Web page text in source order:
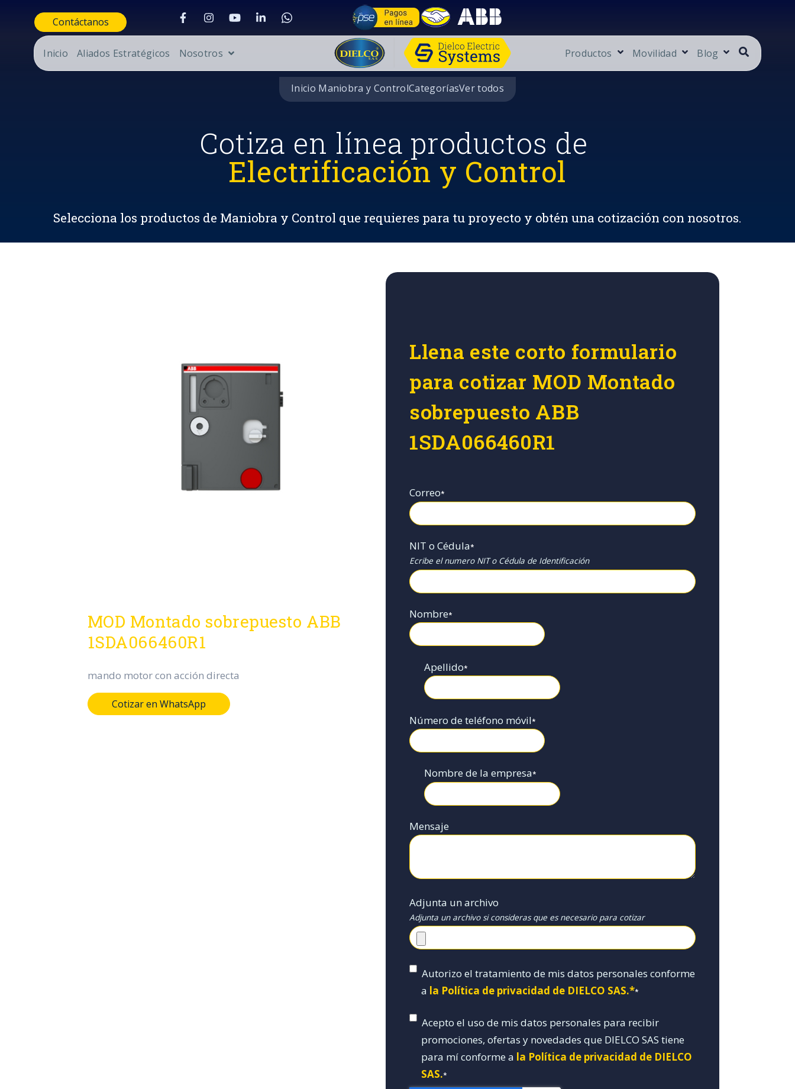
Contáctanos
Inicio Aliados Estratégicos Nosotros Productos Movilidad Blog
Inicio Maniobra y ControlCategoríasVer todos
Cotiza en línea productos de
Electrificación y Control
Selecciona los productos de Maniobra y Control que requieres para tu proyecto y obtén una cotización con nosotros.
MOD Montado sobrepuesto ABB
1SDA066460R1
mando motor con acción directa
Cotizar en WhatsApp
Llena este corto formulario
para cotizar MOD Montado
sobrepuesto ABB
1SDA066460R1
Correo*
NIT o Cédula*
Ecribe el numero NIT o Cédula de Identificación
Nombre*
Apellido*
Número de teléfono móvil*
Nombre de la empresa*
Mensaje
Adjunta un archivo
Adjunta un archivo si consideras que es necesario para cotizar
Autorizo el tratamiento de mis datos personales conforme
a la Política de privacidad de DIELCO SAS.**
Acepto el uso de mis datos personales para recibir
promociones, ofertas y novedades que DIELCO SAS tiene
para mí conforme a la Política de privacidad de DIELCO
SAS.*